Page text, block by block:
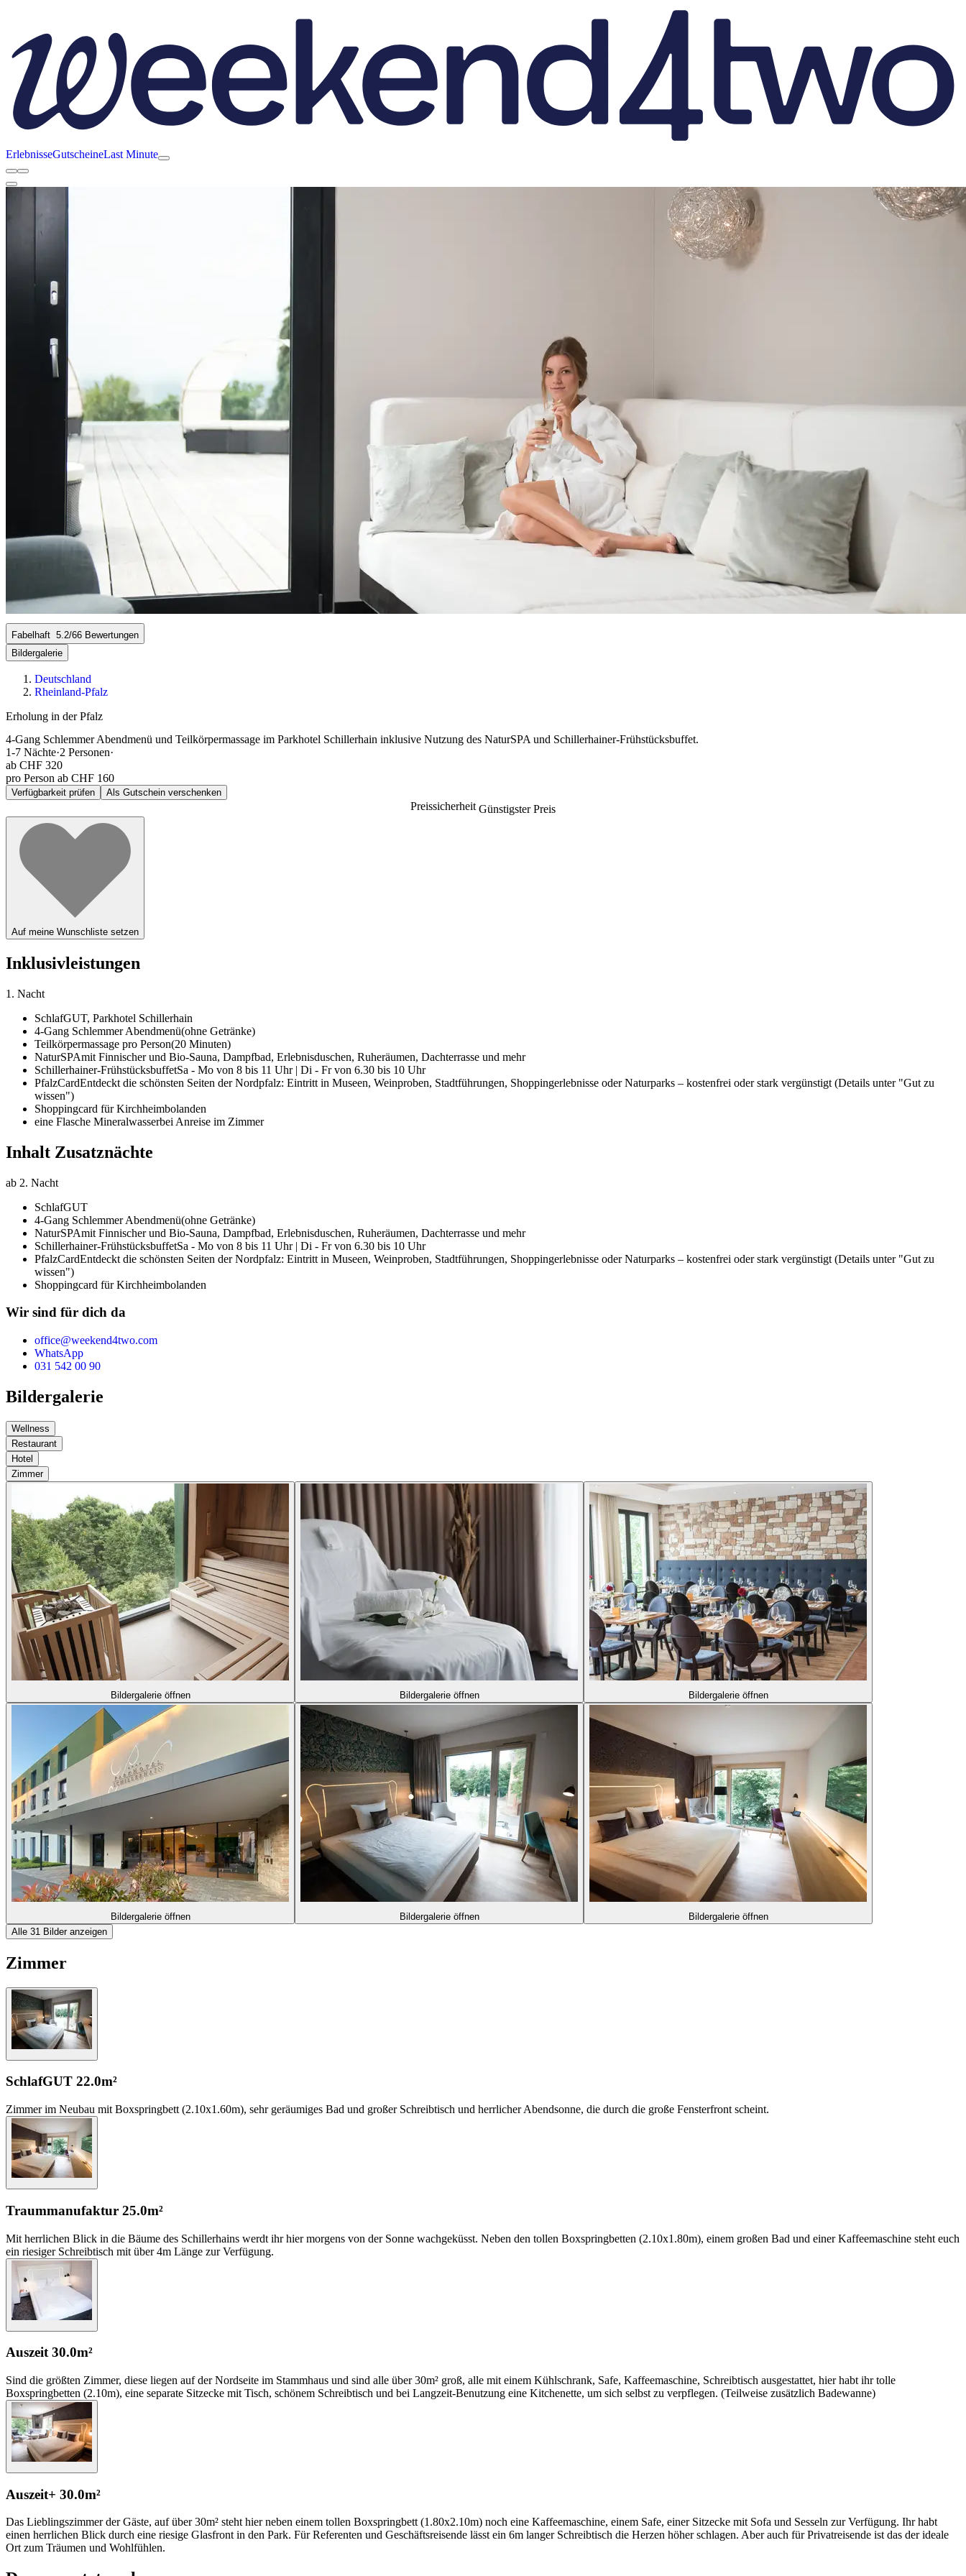
ErlebnisseGutscheineLast Minute
Fabelhaft 5.2/66 Bewertungen
Bildergalerie
Deutschland
Rheinland-Pfalz
Erholung in der Pfalz
4-Gang Schlemmer Abendmenü und Teilkörpermassage im Parkhotel Schillerhain inklusive Nutzung des NaturSPA und Schillerhainer-Frühstücksbuffet.
1-7 Nächte·2 Personen·
ab CHF 320
pro Person ab CHF 160
Verfügbarkeit prüfen Als Gutschein verschenken
Preissicherheit Günstigster Preis
Auf meine Wunschliste setzen
Inklusivleistungen
1. Nacht
SchlafGUT, Parkhotel Schillerhain
4-Gang Schlemmer Abendmenü(ohne Getränke)
Teilkörpermassage pro Person(20 Minuten)
NaturSPAmit Finnischer und Bio-Sauna, Dampfbad, Erlebnisduschen, Ruheräumen, Dachterrasse und mehr
Schillerhainer-FrühstücksbuffetSa - Mo von 8 bis 11 Uhr | Di - Fr von 6.30 bis 10 Uhr
PfalzCardEntdeckt die schönsten Seiten der Nordpfalz: Eintritt in Museen, Weinproben, Stadtführungen, Shoppingerlebnisse oder Naturparks – kostenfrei oder stark vergünstigt (Details unter "Gut zu
wissen")
Shoppingcard für Kirchheimbolanden
eine Flasche Mineralwasserbei Anreise im Zimmer
Inhalt Zusatznächte
ab 2. Nacht
SchlafGUT
4-Gang Schlemmer Abendmenü(ohne Getränke)
NaturSPAmit Finnischer und Bio-Sauna, Dampfbad, Erlebnisduschen, Ruheräumen, Dachterrasse und mehr
Schillerhainer-FrühstücksbuffetSa - Mo von 8 bis 11 Uhr | Di - Fr von 6.30 bis 10 Uhr
PfalzCardEntdeckt die schönsten Seiten der Nordpfalz: Eintritt in Museen, Weinproben, Stadtführungen, Shoppingerlebnisse oder Naturparks – kostenfrei oder stark vergünstigt (Details unter "Gut zu
wissen")
Shoppingcard für Kirchheimbolanden
Wir sind für dich da
office@weekend4two.com
WhatsApp
031 542 00 90
Bildergalerie
Wellness
Restaurant
Hotel
Zimmer
Bildergalerie öffnen Bildergalerie öffnen Bildergalerie öffnen
Bildergalerie öffnen Bildergalerie öffnen
Bildergalerie öffnen
Alle 31 Bilder anzeigen
Zimmer
SchlafGUT 22.0m²
Zimmer im Neubau mit Boxspringbett (2.10x1.60m), sehr geräumiges Bad und großer Schreibtisch und herrlicher Abendsonne, die durch die große Fensterfront scheint.
Traummanufaktur 25.0m²
Mit herrlichen Blick in die Bäume des Schillerhains werdt ihr hier morgens von der Sonne wachgeküsst. Neben den tollen Boxspringbetten (2.10x1.80m), einem großen Bad und einer Kaffeemaschine steht euch
ein riesiger Schreibtisch mit über 4m Länge zur Verfügung.
Auszeit30.0m²
Sind die größten Zimmer, diese liegen auf der Nordseite im Stammhaus und sind alle über 30m² groß, alle mit einem Kühlschrank, Safe, Kaffeemaschine, Schreibtisch ausgestattet, hier habt ihr tolle
Boxspringbetten (2.10m), eine separate Sitzecke mit Tisch, schönem Schreibtisch und bei Langzeit-Benutzung eine Kitchenette, um sich selbst zu verpflegen. (Teilweise zusätzlich Badewanne)
Auszeit+ 30.0m²
Das Lieblingszimmer der Gäste, auf über 30m² steht hier neben einem tollen Boxspringbett (1.80x2.10m) noch eine Kaffeemaschine, einem Safe, einer Sitzecke mit Sofa und Sesseln zur Verfügung. Ihr habt
einen herrlichen Blick durch eine riesige Glasfront in den Park. Für Referenten und Geschäftsreisende lässt ein 6m langer Schreibtisch die Herzen höher schlagen. Aber auch für Privatreisende ist das der ideale
Ort zum Träumen und Wohlfühlen.